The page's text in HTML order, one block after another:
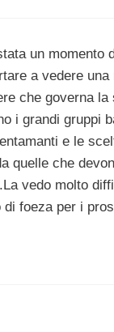
un momento
a vedere una
che governa la
i grandi gruppi
e le
quelle che
vedo molto
di foeza per i